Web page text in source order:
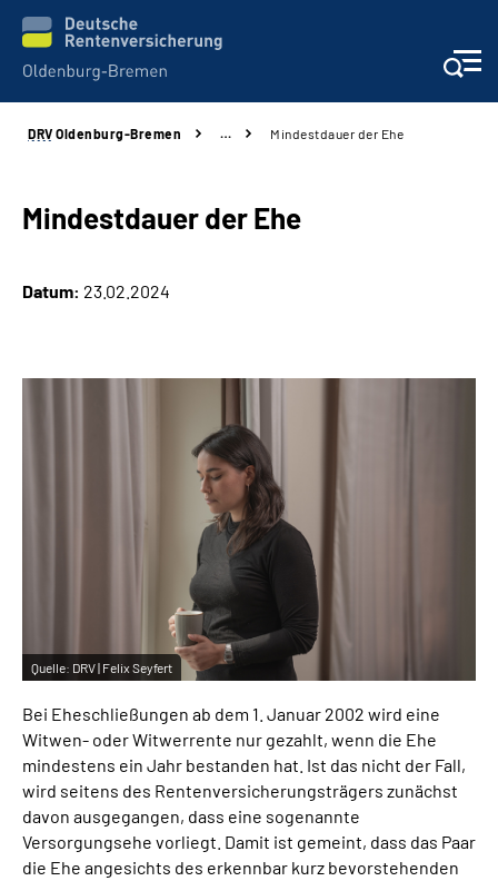
Services
Beratung und Kontakt
Inhalte in Gebärdensprache (DGS)
Mein Kundenportal
DRV Oldenburg-Bremen … Mindestdauer der Ehe
Mindestdauer der Ehe
Datum: 23.02.2024
Quelle: DRV | Felix Seyfert
Bei Eheschließungen ab dem 1. Januar 2002 wird eine
Witwen- oder Witwerrente nur gezahlt, wenn die Ehe
mindestens ein Jahr bestanden hat. Ist das nicht der Fall,
wird seitens des Rentenversicherungsträgers zunächst
davon ausgegangen, dass eine sogenannte
Versorgungsehe vorliegt. Damit ist gemeint, dass das Paar
die Ehe angesichts des erkennbar kurz bevorstehenden